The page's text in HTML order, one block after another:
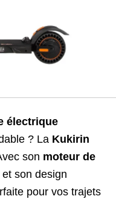
électrique
? La Kukirin
son moteur de
et son design
pour vos trajets